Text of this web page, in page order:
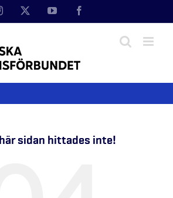
Instagram YouTube
sidan hittades inte!